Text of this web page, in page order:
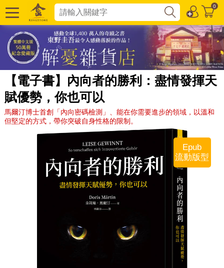
0
【電子書】內向者的勝利：盡情發揮天
賦優勢，你也可以
馬爾汀博士首創「內向密碼檢測」、能在你需要進步的領域，以溫和
但堅定的方式，帶你突破自身性格的限制。
Epub
流動版型